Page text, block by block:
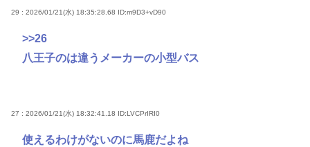
29 : 2026/01/21(水) 18:35:28.68 ID:m9D3+vD90
>>26
八王子のは違うメーカーの小型バス
27 : 2026/01/21(水) 18:32:41.18 ID:LVCPrIRI0
使えるわけがないのに馬鹿だよね